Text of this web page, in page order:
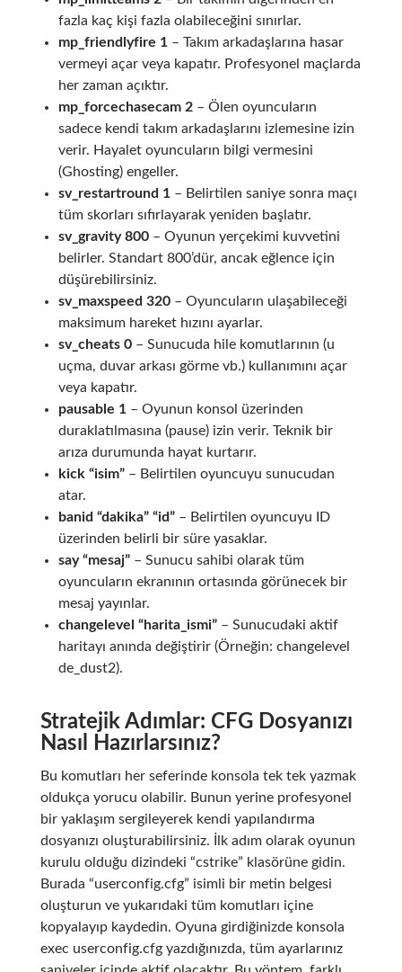
fazla kaç kişi fazla olabileceğini sınırlar.
mp_friendlyfire 1– Takım arkadaşlarına hasar
vermeyi açar veya kapatır. Profesyonel maçlarda
her zaman açıktır.
mp_forcechasecam 2– Ölen oyuncuların
sadece kendi takım arkadaşlarını izlemesine izin
verir. Hayalet oyuncuların bilgi vermesini
(Ghosting) engeller.
sv_restartround 1– Belirtilen saniye sonra maçı
tüm skorları sıfırlayarak yeniden başlatır.
sv_gravity 800– Oyunun yerçekimi kuvvetini
belirler. Standart 800’dür, ancak eğlence için
düşürebilirsiniz.
sv_maxspeed 320– Oyuncuların ulaşabileceği
maksimum hareket hızını ayarlar.
sv_cheats 0– Sunucuda hile komutlarının (u
uçma, duvar arkası görme vb.) kullanımını açar
veya kapatır.
pausable 1– Oyunun konsol üzerinden
duraklatılmasına (pause) izin verir. Teknik bir
arıza durumunda hayat kurtarır.
kick “isim”– Belirtilen oyuncuyu sunucudan
atar.
banid “dakika” “id”– Belirtilen oyuncuyu ID
üzerinden belirli bir süre yasaklar.
say “mesaj”– Sunucu sahibi olarak tüm
oyuncuların ekranının ortasında görünecek bir
mesaj yayınlar.
changelevel “harita_ismi”– Sunucudaki aktif
haritayı anında değiştirir (Örneğin: changelevel
de_dust2).
Stratejik Adımlar: CFG Dosyanızı
Nasıl Hazırlarsınız?
Bu komutları her seferinde konsola tek tek yazmak
oldukça yorucu olabilir. Bunun yerine profesyonel
bir yaklaşım sergileyerek kendi yapılandırma
dosyanızı oluşturabilirsiniz. İlk adım olarak oyunun
kurulu olduğu dizindeki “cstrike” klasörüne gidin.
Burada “userconfig.cfg” isimli bir metin belgesi
oluşturun ve yukarıdaki tüm komutları içine
kopyalayıp kaydedin. Oyuna girdiğinizde konsola
exec userconfig.cfgyazdığınızda, tüm ayarlarınız